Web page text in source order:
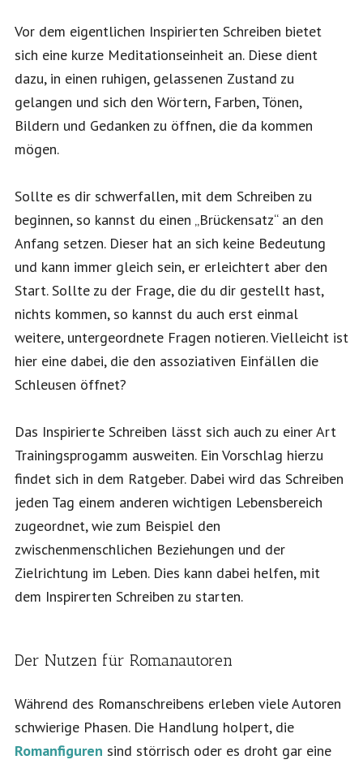
Vor dem eigentlichen Inspirierten Schreiben bietet
sich eine kurze Meditationseinheit an. Diese dient
dazu, in einen ruhigen, gelassenen Zustand zu
gelangen und sich den Wörtern, Farben, Tönen,
Bildern und Gedanken zu öffnen, die da kommen
mögen.
Sollte es dir schwerfallen, mit dem Schreiben zu
beginnen, so kannst du einen „Brückensatz“ an den
Anfang setzen. Dieser hat an sich keine Bedeutung
und kann immer gleich sein, er erleichtert aber den
Start. Sollte zu der Frage, die du dir gestellt hast,
nichts kommen, so kannst du auch erst einmal
weitere, untergeordnete Fragen notieren. Vielleicht ist
hier eine dabei, die den assoziativen Einfällen die
Schleusen öffnet?
Das Inspirierte Schreiben lässt sich auch zu einer Art
Trainingsprogamm ausweiten. Ein Vorschlag hierzu
findet sich in dem Ratgeber. Dabei wird das Schreiben
jeden Tag einem anderen wichtigen Lebensbereich
zugeordnet, wie zum Beispiel den
zwischenmenschlichen Beziehungen und der
Zielrichtung im Leben. Dies kann dabei helfen, mit
dem Inspirerten Schreiben zu starten.
Der Nutzen für Romanautoren
Während des Romanschreibens erleben viele Autoren
schwierige Phasen. Die Handlung holpert, die
Romanfiguren sind störrisch oder es droht gar eine